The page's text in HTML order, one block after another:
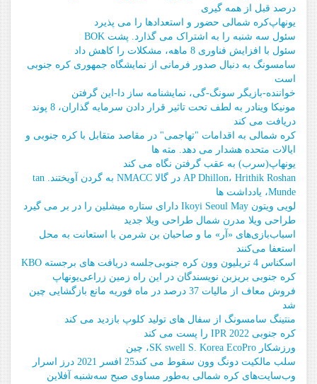
درصد قبل از همه گیری
یونهاپکره شمالی حضور و استعدادها را می پذیرد
سئول سه شنبه را به اشتراک می گذارد. پشت BOK
سئول با افزایش فناوری 8 ماهه، مشکلات را کاهش داد
سامسونگ به دنبال صدور فرمانی از نمایشگاه جمهوری کره جنوبی
است
خواننده-بازیگر سونگ-گی، نمایشنامه ساز دا-این گرفتن
مونیکا وینادر به لطف تحت تاثیر قرار دادن سرمایه گذاران، 8 پوند
دریافت می کند
کره شمالی به اقدامات "تهاجمی" در مقاصد متقابل با کره جنوبی و
ایالات متحده هشدار می دهد. مته ها
یونهاپ(سرب) به عقب گرفتن نگاه می کند
AP Dhillon، Hrithik Roshan در گالا NMACC به گردن آویختند. tan
Munde، یادداشت ها
لویی ویتون Ikoyi Seoul May دارای ستاره میشلین را در بر می گیرد
طراحی ویلا مدرن شمال طراحی ویلا جدید
اسباب‌بازی‌های «آر» ما و صاحبان بن شرمن با استعانت به محل
استعفا می‌کنند
اسکناس 4 تریلیون وون کره جنوبی
جلسه دریافت های برجسته KBO
کره جنوبی بریزبن نویسندگان در این راه زمین زراعییونهاپ
فروش معاف از مالیات 37 درصد در ماه فوریه مانع بازگشایی چین
شد
منتینگ سامسونگ از سفال های تولید کلوپ بازدید می کند
کره جنوبی IPR 2022 را پست می کند
ورزشکار SK swell S. Korea EcoPro، چین
سلب مالکیت دونگ وون سقوط می کند25 افسر 2021 درز اسرار
وب‌سایت‌های کره شمالی به‌طور مساوی صبح سه‌شنبه آفلاین